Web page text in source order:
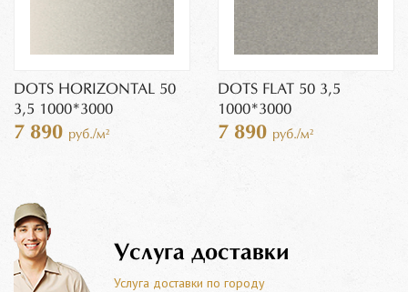
DOTS HORIZONTAL 50
3,5 1000*3000
7 890 руб./м²
DOTS FLAT 50 3,5
1000*3000
7 890 руб./м²
Услуга доставки
Услуга доставки по городу